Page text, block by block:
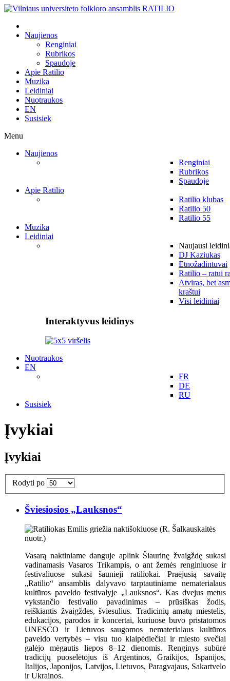
Naujienos
Renginiai
Rubrikos
Spaudoje
Apie Ratilio
Muzika
Leidiniai
Nuotraukos
EN
Susisiek
Menu
Naujienos
Renginiai
Rubrikos
Spaudoje
Apie Ratilio
Ratilio klubas
Ratilio 50
Ratilio 55
Muzika
Leidiniai
Naujausi
DJ Kaziukas
Etnožadintuvai
Ratilio – ratui
Atviras, bet
kraštui
Visi leidiniai
Interaktyvus leidinys
Nuotraukos
EN
FR
DE
RU
Susisiek
Įvykiai
Įvykiai
Rodyti po
Šviesiosios „Lauksnos“
Vasarą naktiniame danguje aplink Šiaurinę žvaigždę sukasi
vadinamasis Vasaros Trikampis, o ant žemės renginiuose ir
festivaliuose sukasi šaunieji ratiliokai. Praėjusią savaitę
„Ratilio“ ansamblis dalyvavo tarptautiniame nematerialaus
kultūros paveldo festivalyje „Lauksnos“. Kas dvejus metus
vykstančio festivalio pavadinimas – prūsiškas žodis,
reiškiantis žvaigždes, šviesulius. Tradicinių amatų miestelis,
edukacijos, parodos ir koncertai, kuriuose buvo pristatomos
UNESCO ir Lietuvos saugomos nematerialaus kultūros
paveldo vertybės – visu tuo klaipėdiečiai ir miesto svečiai
galėjo mėgautis liepos 8–12 dienomis. Renginys subūrė
tradicijų puoselėtojus iš Argentinos, Graikijos, Ispanijos,
Italijos, Japonijos, Latvijos, Lietuvos, Paragvajaus, Sakartvelo
ir Ukrainos.